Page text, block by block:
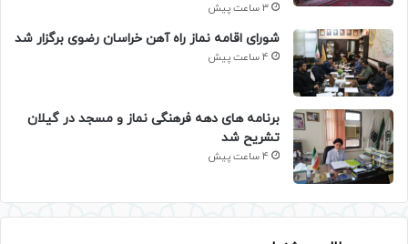
3 ساعت پیش
شورای اقامه نماز راه آهن خراسان رضوی برگزار شد
4 ساعت پیش
برنامه های دهه فرهنگی نماز و مسجد در گیلان
تشریح شد
4 ساعت پیش